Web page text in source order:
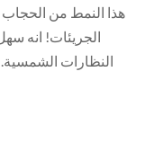
هذا النمط من
الجريئات! انه
النظارات الشمسية.